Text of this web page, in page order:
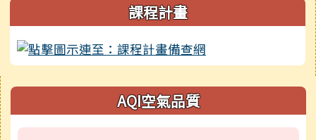
課程計畫
右邊區域內容 AQI空氣品質